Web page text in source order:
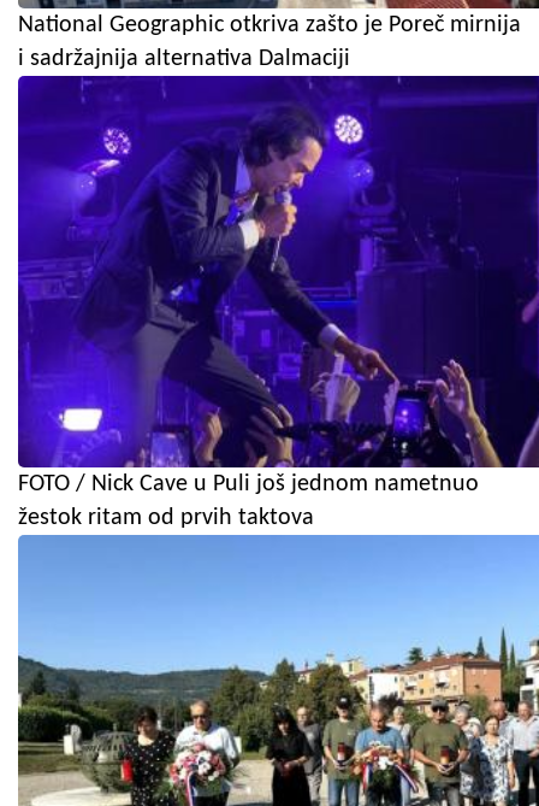
National Geographic otkriva zašto je Poreč mirnija
i sadržajnija alternativa Dalmaciji
FOTO / Nick Cave u Puli još jednom nametnuo
žestok ritam od prvih taktova